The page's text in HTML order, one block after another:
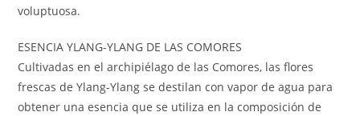
voluptuosa.
ESENCIA YLANG-YLANG DE LAS COMORES
Cultivadas en el archipiélago de las Comores, las flores
frescas de Ylang-Ylang se destilan con vapor de agua para
obtener una esencia que se utiliza en la composición de